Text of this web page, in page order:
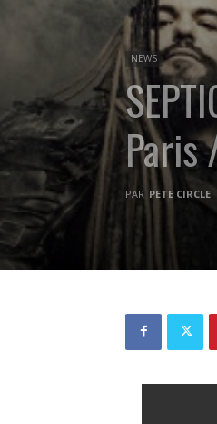
NEWS
Paris
PAR PETE CIRCLE